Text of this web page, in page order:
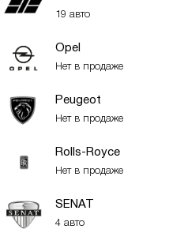
19 авто
Opel
Нет в продаже
Peugeot
Нет в продаже
Rolls-Royce
Нет в продаже
SENAT
4 авто